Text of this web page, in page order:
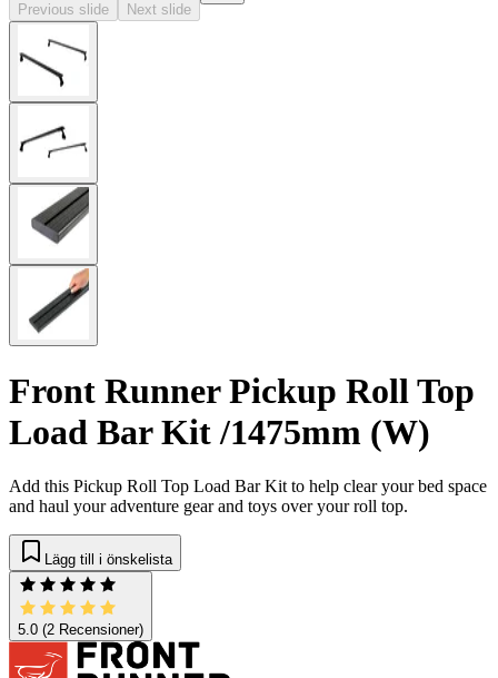
Previous slide Next slide
Front Runner Pickup Roll Top
Load Bar Kit /1475mm (W)
Add this Pickup Roll Top Load Bar Kit to help clear your bed space
and haul your adventure gear and toys over your roll top.
Lägg till i önskelista
5.0 (2 Recensioner)